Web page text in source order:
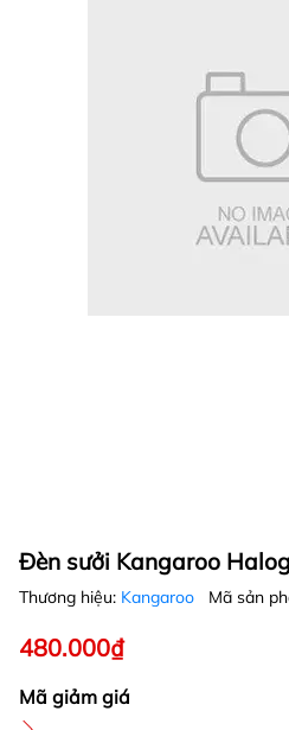
Đèn sưởi Kangaroo
Thương hiệu: Kangaroo Mã sản
480.000₫
Mã giảm giá